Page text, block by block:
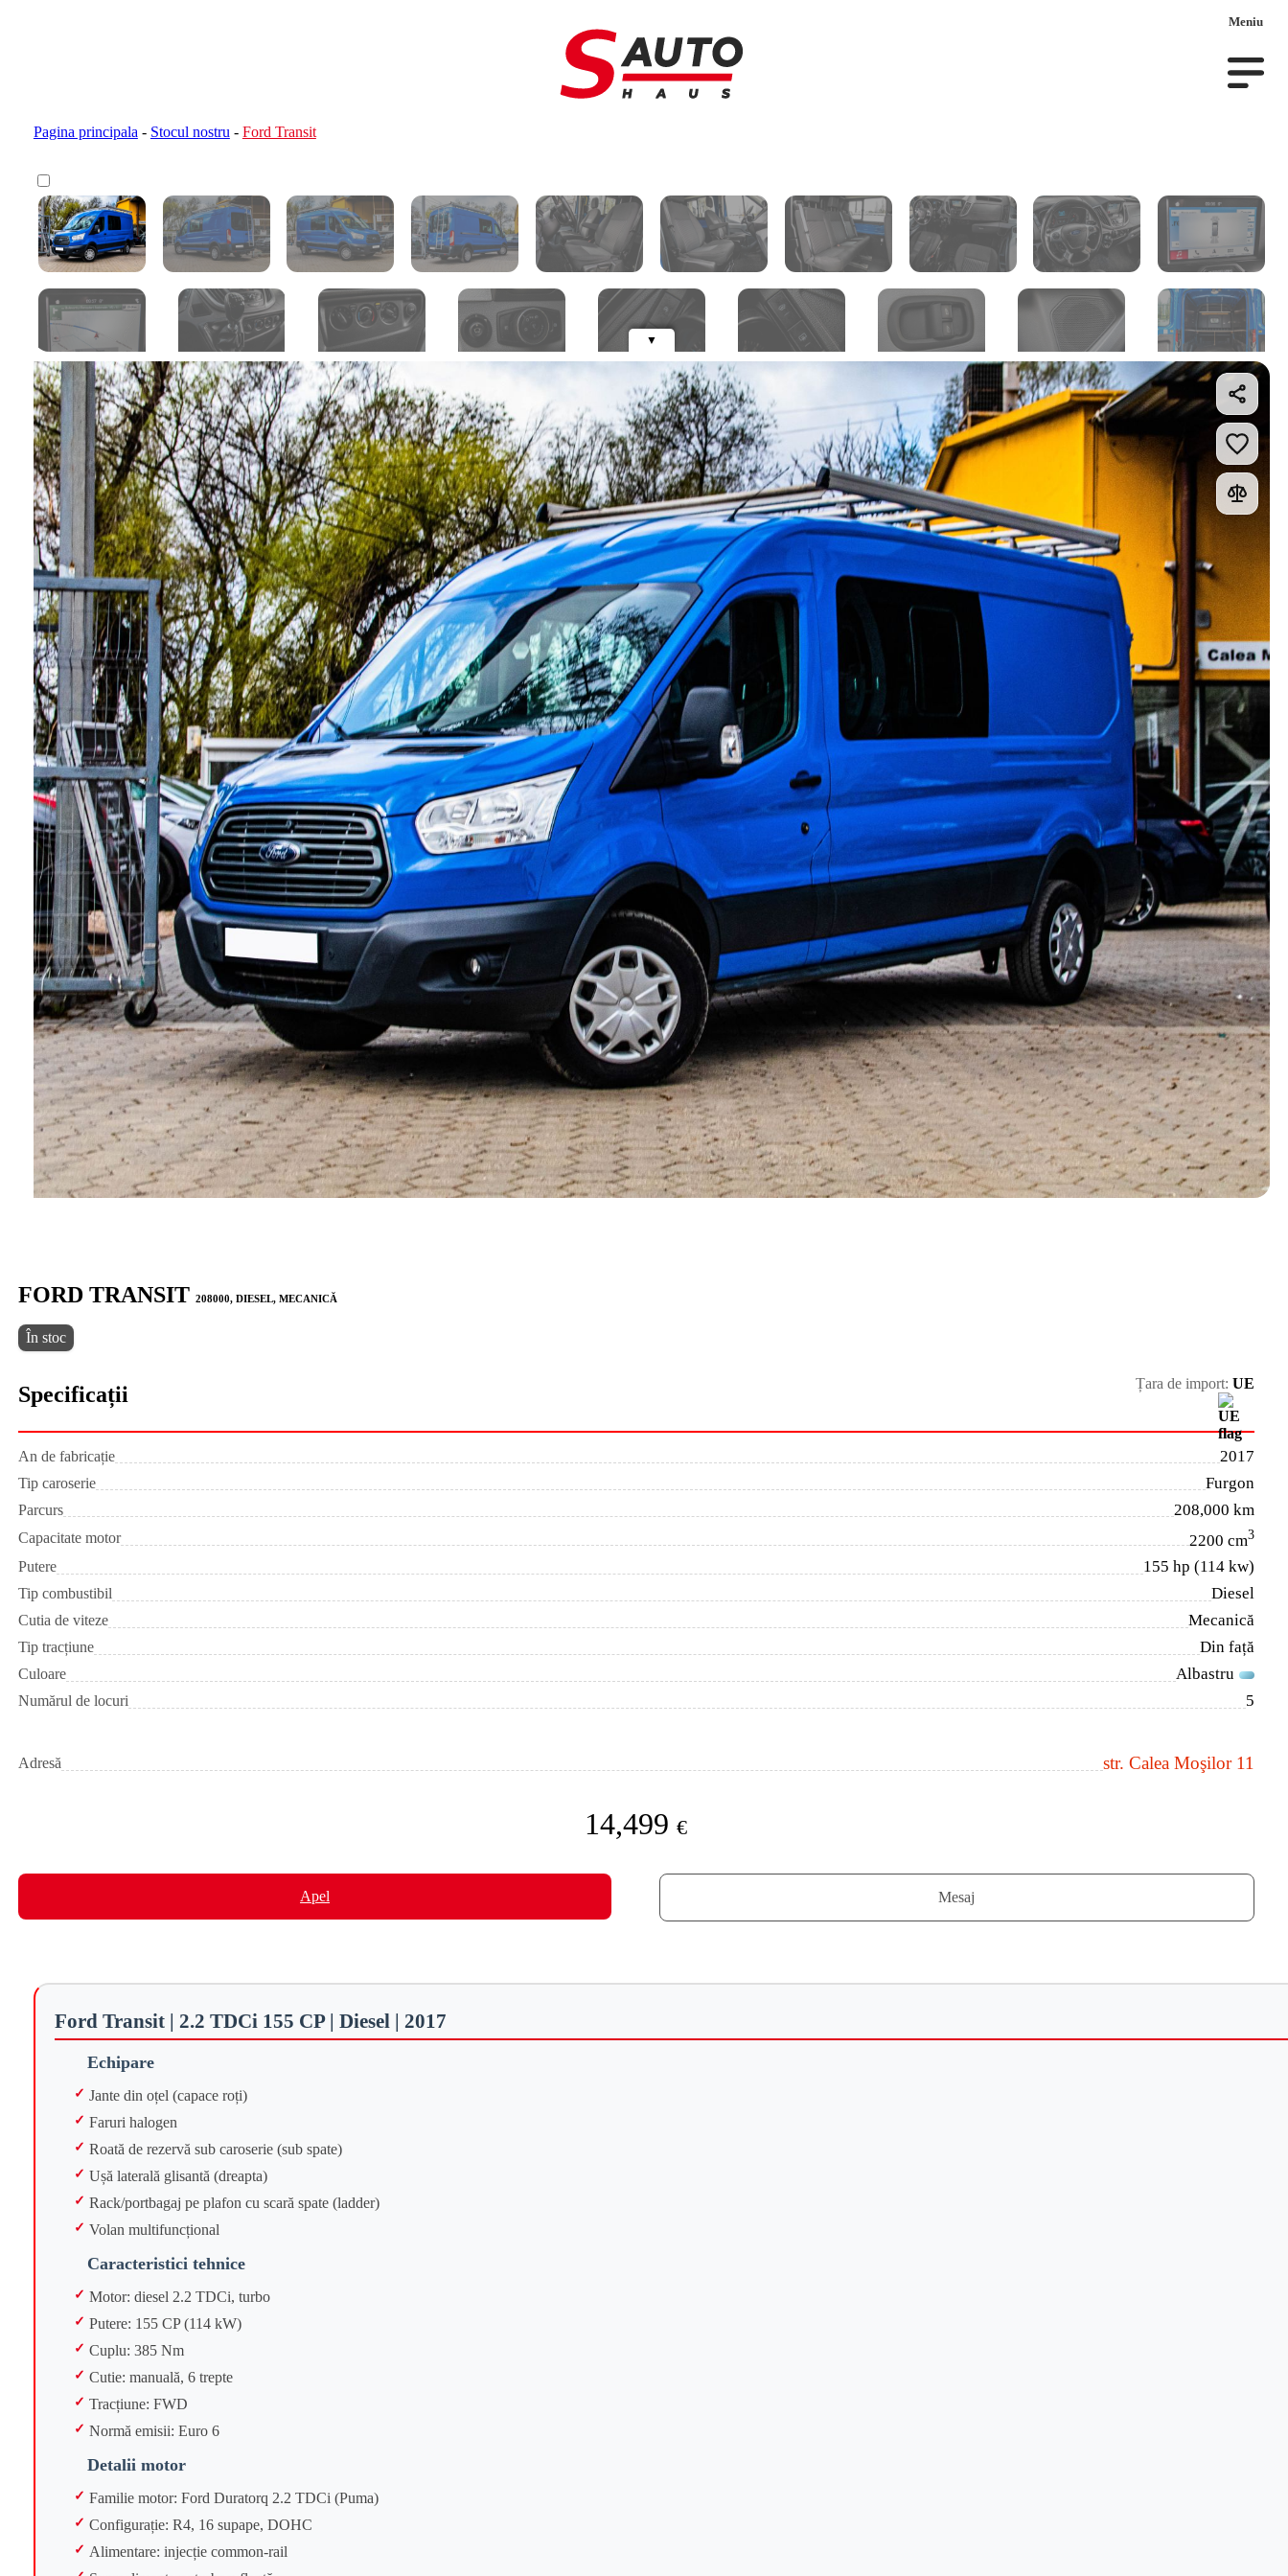
Meniu
Pagina principala - Stocul nostru - Ford Transit
FORD TRANSIT 208000, DIESEL, MECANICĂ
În stoc
Specificații Țara de import:UE
An de fabricație 2017
Tip caroserie Furgon
Parcurs 208,000 km
Capacitate motor 2200 cm3
Putere 155 hp (114 kw)
Tip combustibil Diesel
Cutia de viteze Mecanică
Tip tracțiune Din față
Culoare Albastru
Numărul de locuri 5
Adresă str. Calea Moşilor 11
14,499 €
Apel Mesaj
Ford Transit | 2.2 TDCi 155 CP | Diesel | 2017
Echipare
Jante din oțel (capace roți)
Faruri halogen
Roată de rezervă sub caroserie (sub spate)
Ușă laterală glisantă (dreapta)
Rack/portbagaj pe plafon cu scară spate (ladder)
Volan multifuncțional
Caracteristici tehnice
Motor: diesel 2.2 TDCi, turbo
Putere: 155 CP (114 kW)
Cuplu: 385 Nm
Cutie: manuală, 6 trepte
Tracțiune: FWD
Normă emisii: Euro 6
Detalii motor
Familie motor: Ford Duratorq 2.2 TDCi (Puma)
Configurație: R4, 16 supape, DOHC
Alimentare: injecție common-rail